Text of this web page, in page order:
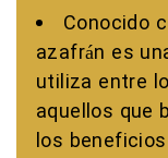
Conocido
azafrán es
utiliza entre
aquellos que
los